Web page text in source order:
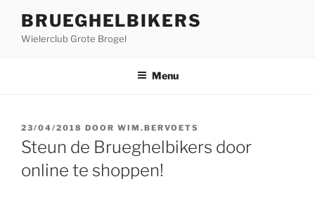
BRUEGHELBIKERS
Wielerclub Grote Brogel
Menu
GEPLAATST
OP
23/04/2018 DOOR WIM.BERVOETS
Steun de Brueghelbikers door
online te shoppen!